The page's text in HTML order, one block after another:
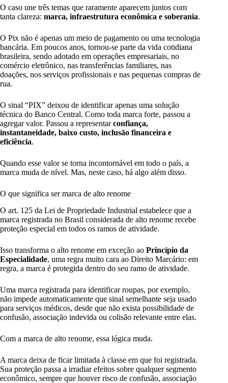
O caso une três temas que raramente aparecem juntos com
tanta clareza: marca, infraestrutura econômica e soberania.
O Pix não é apenas um meio de pagamento ou uma tecnologia
bancária. Em poucos anos, tornou-se parte da vida cotidiana
brasileira, sendo adotado em operações empresariais, no
comércio eletrônico, nas transferências familiares, nas
doações, nos serviços profissionais e nas pequenas compras de
rua.
O sinal “PIX” deixou de identificar apenas uma solução
técnica do Banco Central. Como toda marca forte, passou a
agregar valor. Passou a representarconfiança,
instantaneidade, baixo custo, inclusão financeira e
eficiência.
Quando esse valor se torna incontornável em todo o país, a
marca muda de nível. Mas, neste caso, há algo além disso.
O que significa ser marca de alto renome
O art. 125 da Lei de Propriedade Industrial estabelece que a
marca registrada no Brasil considerada de alto renome recebe
proteção especial em todos os ramos de atividade.
Isso transforma o alto renome em exceção ao Princípio da
Especialidade, uma regra muito cara ao Direito Marcário: em
regra, a marca é protegida dentro do seu ramo de atividade.
Uma marca registrada para identificar roupas, por exemplo,
não impede automaticamente que sinal semelhante seja usado
para serviços médicos, desde que não exista possibilidade de
confusão, associação indevida ou colisão relevante entre elas.
Com a marca de alto renome, essa lógica muda.
A marca deixa de ficar limitada à classe em que foi registrada.
Sua proteção passa a irradiar efeitos sobre qualquer segmento
econômico, sempre que houver risco de confusão, associação